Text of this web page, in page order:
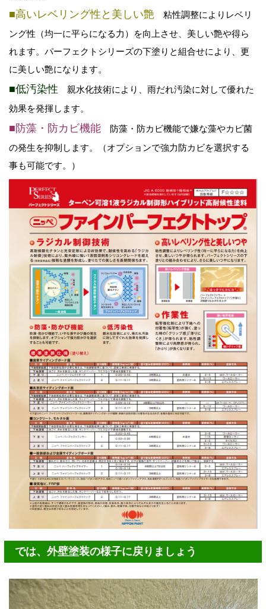
■高いレベリング性と美しい艶粘性調整によりレベリ
ング性（均一に平らになる力）を向上させ、美しい艶や得ら
れます。パーフェクトシリーズの下塗りと組合せにより、更
に美しい艶になります。
■低汚染性 親水化技術により、雨だれ汚染に対して優れた
効果を発揮します。
■防藻・防カビ機能防藻・防カビ機能で嫌な藻やカビ菌
の発生を抑制します。（オプションで強力防カビを選択する
事も可能です。）
では、外壁塗装の様子に戻りましょう